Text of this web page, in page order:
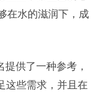
在水的滋润下，成
供了一种参考，
这些需求，并且在